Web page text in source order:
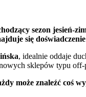
sezon jesień-
się
, idealnie oddaje
sklepów typu
może znaleźć coś